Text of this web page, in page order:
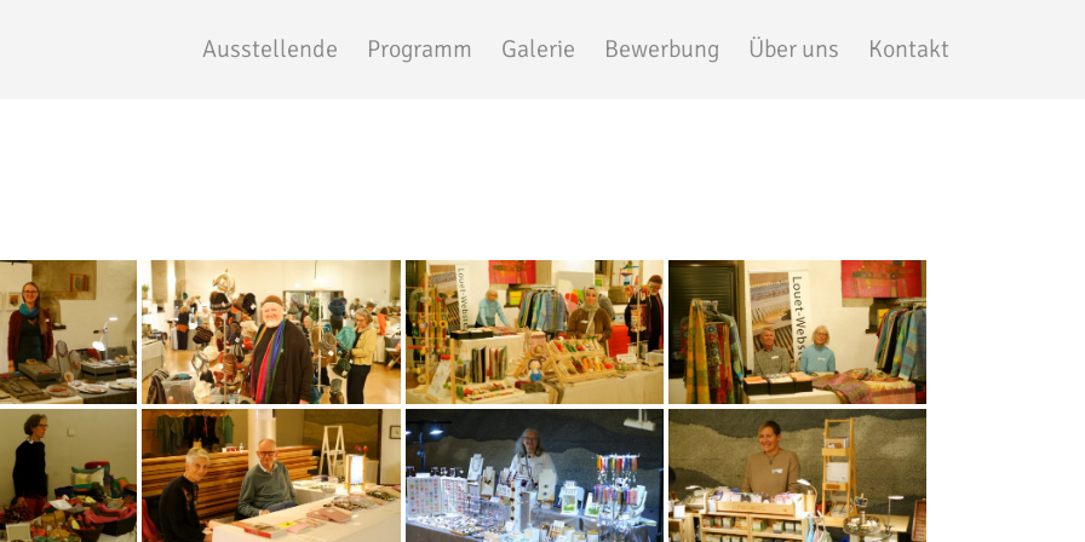
Ausstellende Programm Galerie Bewerbung Über uns Kontakt